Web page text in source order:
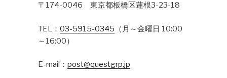
〒174-0046 東京都板橋区蓮根3-23-18
TEL： 03-5915-0345 （月～金曜日 10:00
～16:00）
E-mail： post@questgrp.jp